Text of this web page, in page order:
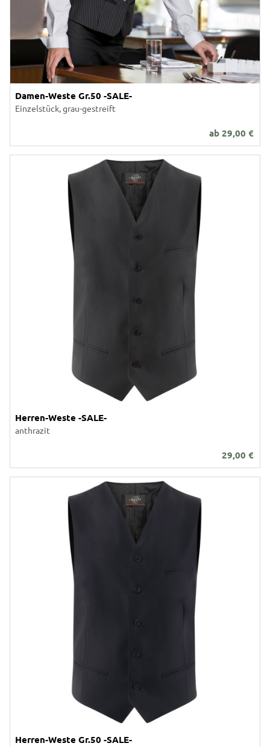
Damen-Weste Gr.50 -SALE-
Einzelstück, grau-gestreift
ab 29,00 €
Herren-Weste -SALE-
anthrazit
29,00 €
Herren-Weste Gr.50 -SALE-